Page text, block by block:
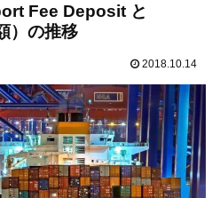
Fee Deposit と
）の推移
2018.10.14